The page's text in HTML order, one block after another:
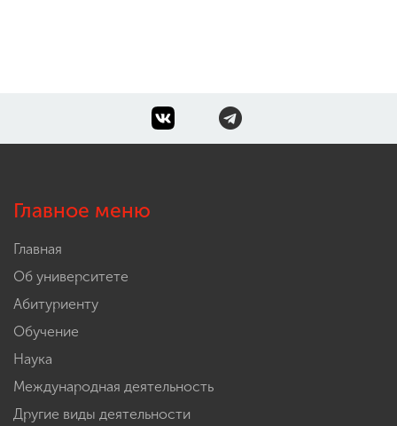
Главное меню
Главная
Об университете
Абитуриенту
Обучение
Наука
Международная деятельность
Другие виды деятельности